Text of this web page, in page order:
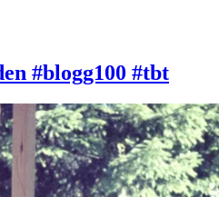
#blogg100 #tbt